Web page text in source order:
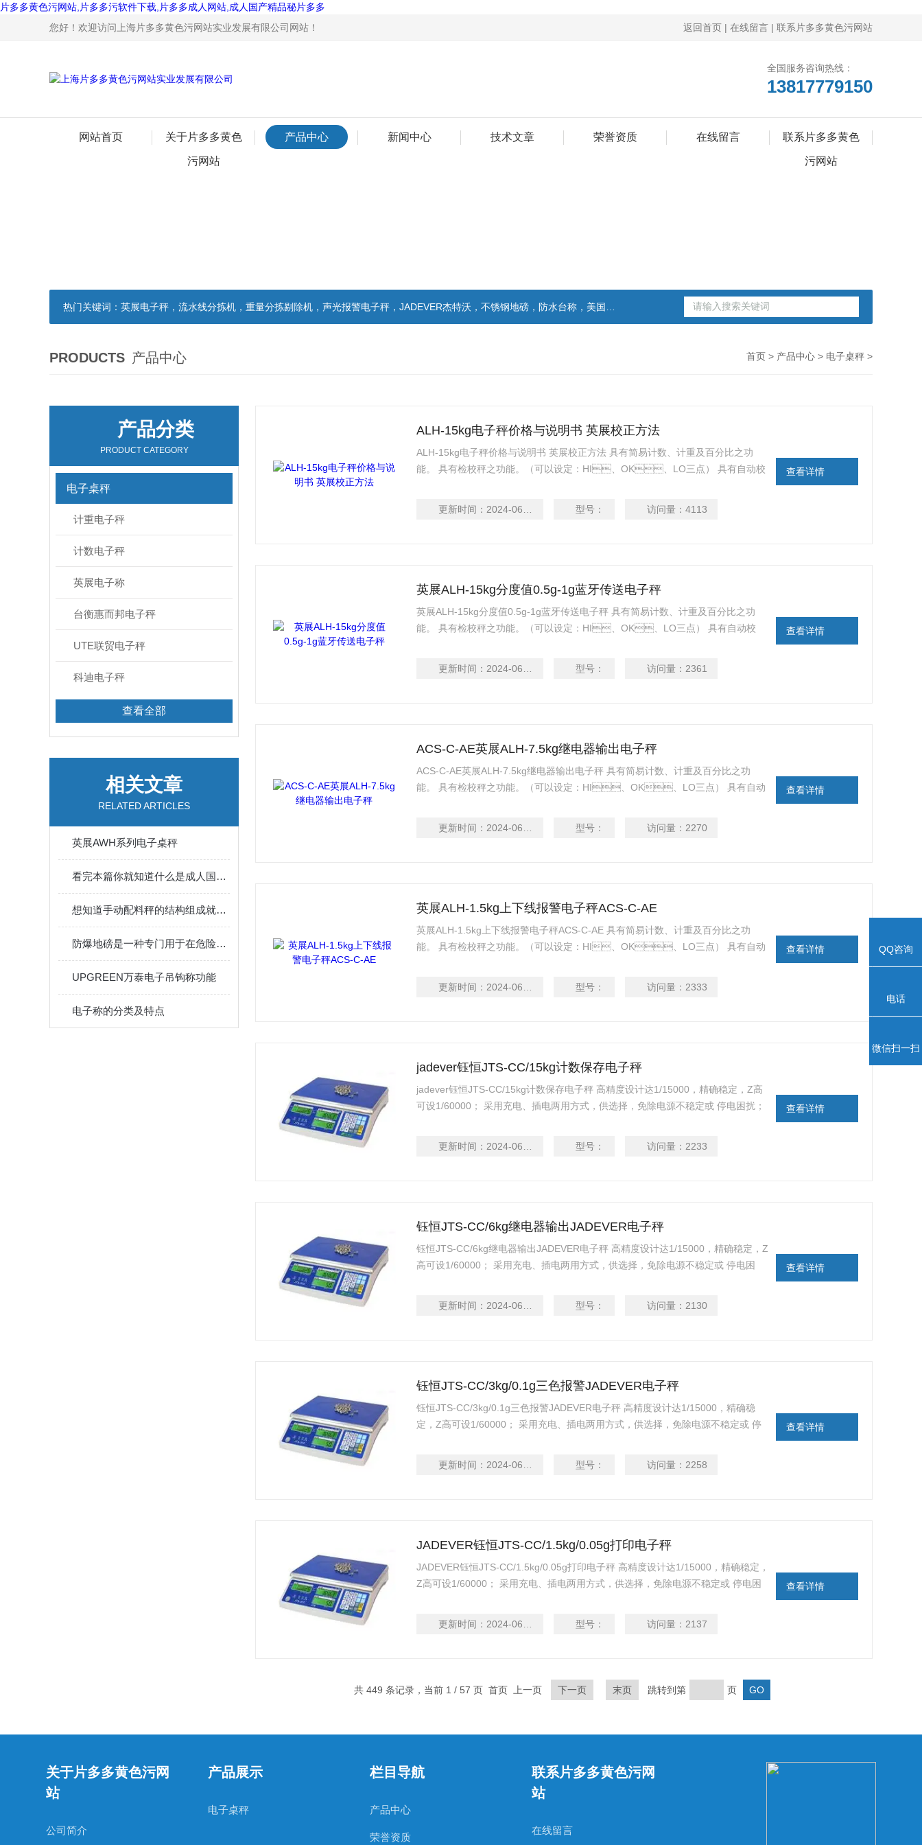
片多多黄色污网站,片多多污软件下载,片多多成人网站,成人国产精品秘片多多
您好！欢迎访问上海片多多黄色污网站实业发展有限公司网站！
返回首页 | 在线留言 | 联系片多多黄色污网站
全国服务咨询热线：
13817779150
网站首页 关于片多多黄色
污网站
产品中心 新闻中心 技术文章 荣誉资质 在线留言 联系片多多黄色
污网站
热门关键词： 英展电子秤，流水线分拣机，重量分拣剔除机，声光报警电子秤，JADEVER杰特沃，不锈钢地磅，防水台称，美国双杰天平，报警电子称
PRODUCTS 产品中心 首页 > 产品中心 > 电子桌秤 >
产品分类
PRODUCT CATEGORY
电子桌秤
计重电子秤
计数电子秤
英展电子称
台衡惠而邦电子秤
UTE联贸电子秤
科迪电子秤
查看全部
相关文章
RELATED ARTICLES
英展AWH系列电子桌秤
看完本篇你就知道什么是成人国产精品秘片多多的使用方法了
想知道手动配料秤的结构组成就看看这些吧
防爆地磅是一种专门用于在危险环境中进行称重的设备
UPGREEN万泰电子吊钩称功能
电子称的分类及特点
ALH-15kg电子秤价格与说明书 英展校正方法
ALH-15kg电子秤价格与说明书 英展校正方法 具有简易计数、计重及百分比之功
能。 具有检校秤之功能。（可以设定：HI、OK、LO三点） 具有自动校
更新时间： 2024-06-17 型号： 访问量：4113
查看详情
英展ALH-15kg分度值0.5g-1g蓝牙传送电子秤
英展ALH-15kg分度值0.5g-1g蓝牙传送电子秤 具有简易计数、计重及百分比之功
能。 具有检校秤之功能。（可以设定：HI、OK、LO三点） 具有自动校
更新时间： 2024-06-16 型号： 访问量： 2361
查看详情
ACS-C-AE英展ALH-7.5kg继电器输出电子秤
ACS-C-AE英展ALH-7.5kg继电器输出电子秤 具有简易计数、计重及百分比之功
能。 具有检校秤之功能。（可以设定：HI、OK、LO三点） 具有自动
更新时间： 2024-06-16 型号： 访问量： 2270
查看详情
英展ALH-1.5kg上下线报警电子秤ACS-C-AE
英展ALH-1.5kg上下线报警电子秤ACS-C-AE 具有简易计数、计重及百分比之功
能。 具有检校秤之功能。（可以设定：HI、OK、LO三点） 具有自动
更新时间： 2024-06-16 型号： 访问量： 2333
查看详情
jadever钰恒JTS-CC/15kg计数保存电子秤
jadever钰恒JTS-CC/15kg计数保存电子秤 高精度设计达1/15000，精确稳定，Z高
可设1/60000； 采用充电、插电两用方式，供选择，免除电源不稳定或 停电困扰；
更新时间： 2024-06-16 型号： 访问量： 2233
查看详情
钰恒JTS-CC/6kg继电器输出JADEVER电子秤
钰恒JTS-CC/6kg继电器输出JADEVER电子秤 高精度设计达1/15000，精确稳定，Z
高可设1/60000； 采用充电、插电两用方式，供选择，免除电源不稳定或 停电困
更新时间： 2024-06-16 型号： 访问量： 2130
查看详情
钰恒JTS-CC/3kg/0.1g三色报警JADEVER电子秤
钰恒JTS-CC/3kg/0.1g三色报警JADEVER电子秤 高精度设计达1/15000，精确稳
定，Z高可设1/60000； 采用充电、插电两用方式，供选择，免除电源不稳定或 停
更新时间： 2024-06-16 型号： 访问量： 2258
查看详情
JADEVER钰恒JTS-CC/1.5kg/0.05g打印电子秤
JADEVER钰恒JTS-CC/1.5kg/0.05g打印电子秤 高精度设计达1/15000，精确稳定，
Z高可设1/60000； 采用充电、插电两用方式，供选择，免除电源不稳定或 停电困
更新时间： 2024-06-16 型号： 访问量： 2137
查看详情
共 449 条记录，当前 1 / 57 页 首页 上一页 下一页 末页 跳转到第 页
关于片多多黄色污网
站
公司简介
产品展示
电子桌秤
栏目导航
产品中心
荣誉资质
联系片多多黄色污网
站
在线留言
QQ咨询
电话
微信扫一扫